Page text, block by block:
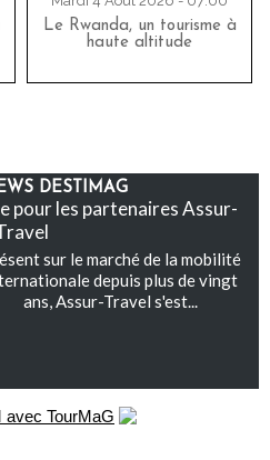
Le Rwanda, un tourisme à
haute altitude
DESTIMAG
pour les partenaires Assur-
sur le marché de la mobilité
depuis plus de vingt
ans, Assur-Travel s'est...